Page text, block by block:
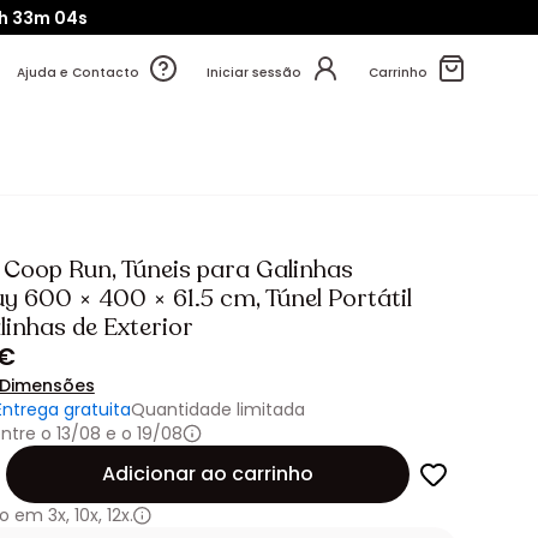
33m 02s
Ajuda e Contacto Iniciar sessão Carrinho
Run, Túneis para Galinhas
600 × 400 × 61.5 cm, Túnel Portátil
de Exterior
gratuitaQuantidade limitada
o 13/08 e o 19/08
Adicionar ao carrinho
em 3x, 10x, 12x.